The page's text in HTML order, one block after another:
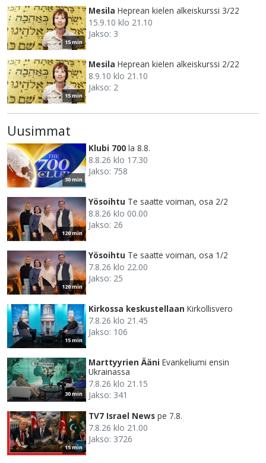
15 min
Mesila Heprean kielen alkeiskurssi 3/22
15.9.10 klo 21.10
Jakso: 3
15 min
Mesila Heprean kielen alkeiskurssi 2/22
8.9.10 klo 21.10
Jakso: 2
Uusimmat
30 min
Klubi 700 la 8.8.
8.8.26 klo 17.30
Jakso: 758
120 min
Yösoihtu Te saatte voiman, osa 2/2
8.8.26 klo 00.00
Jakso: 26
120 min
Yösoihtu Te saatte voiman, osa 1/2
7.8.26 klo 22.00
Jakso: 25
15 min
Kirkossa keskustellaan Kirkollisvero
7.8.26 klo 21.45
Jakso: 106
30 min
Marttyyrien Ääni Evankeliumi ensin
Ukrainassa
7.8.26 klo 21.15
Jakso: 341
15 min
TV7 Israel News pe 7.8.
7.8.26 klo 21.00
Jakso: 3726